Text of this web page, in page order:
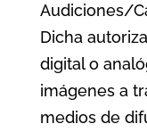
Audiciones/
Dicha
digital o
imágenes a
medios de